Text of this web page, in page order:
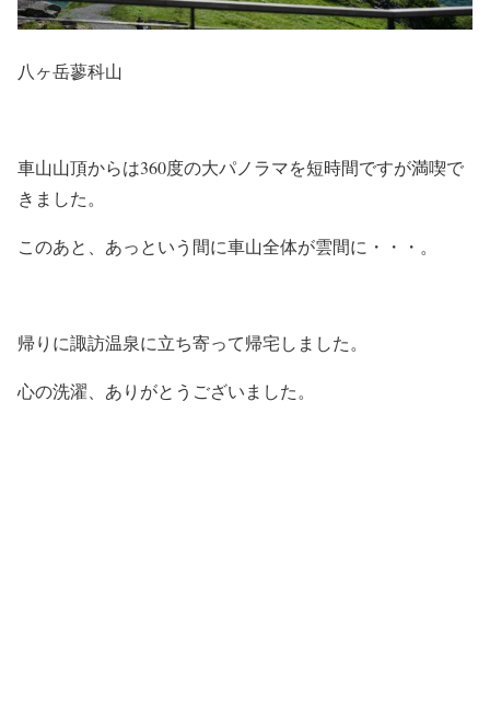
八ヶ岳蓼科山
車山山頂からは360度の大パノラマを短時間ですが満喫で
きました。
このあと、あっという間に車山全体が雲間に・・・。
帰りに諏訪温泉に立ち寄って帰宅しました。
心の洗濯、ありがとうございました。